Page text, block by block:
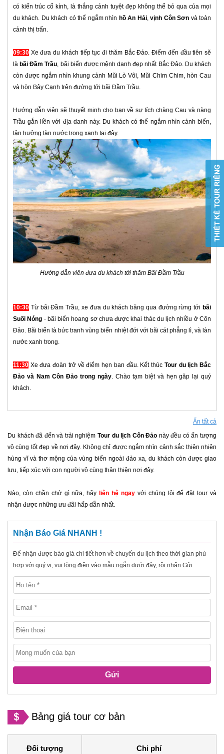
có kiến trúc cổ kính, là thắng cảnh tuyệt đẹp không thể bỏ qua của mọi
du khách. Du khách có thể ngắm nhìn hồ An Hải,vịnh Côn Sơn và toàn
cảnh thị trấn.
09:30 Xe đưa du khách tiếp tục đi thăm Bắc Đảo. Điểm đến đầu tiên sẽ
là bãi Đầm Trầu, bãi biển được mệnh danh đẹp nhất Bắc Đảo. Du khách
còn được ngắm nhìn khung cảnh Mũi Lò Vôi, Mũi Chim Chim, hòn Cau
và hòn Bảy Cạnh trên đường tới bãi Đầm Trầu.
Hướng dẫn viên sẽ thuyết minh cho bạn về sự tích chàng Cau và nàng
Trầu gắn liền với địa danh này. Du khách có thể ngắm nhìn cảnh biển,
tận hưởng làn nước trong xanh tại đây.
Hướng dẫn viên đưa du khách tới thăm Bãi Đầm Trầu
10:30 Từ bãi Đầm Trầu, xe đưa du khách băng qua đường rừng tới bãi
Suối Nóng - bãi biển hoang sơ chưa được khai thác du lịch nhiều ở Côn
Đảo. Bãi biển là bức tranh vùng biển nhiệt đới với bãi cát phẳng lì, và làn
nước xanh trong.
11:30 Xe đưa đoàn trở về điểm hẹn ban đầu. Kết thúc Tour du lịch Bắc
Đảo và Nam Côn Đảo trong ngày. Chào tạm biệt và hẹn găp lại quý
khách.
Ẩn tất cả
Du khách đã đến và trải nghiệm Tour du lịch Côn Đảo này đều có ấn tượng
vô cùng tốt đẹp về nơi đây. Không chỉ được ngắm nhìn cảnh sắc thiên nhiên
hùng vĩ và thơ mộng của vùng biển ngoài đảo xa, du khách còn được giao
lưu, tiếp xúc với con người vô cùng thân thiện nơi đây.
Nào, còn chần chờ gì nữa, hãyliên hệ ngayvới chúng tôi để đặt tour và
nhận được những ưu đãi hấp dẫn nhất.
Nhận Báo Giá NHANH !
Để nhận được báo giá chi tiết hơn về chuyến du lịch theo thời gian phù
hợp với quý vị, vui lòng điền vào mẫu ngắn dưới đây, rồi nhấn Gửi.
Gửi
Bảng giá tour cơ bản
Đối tượng Chi phí